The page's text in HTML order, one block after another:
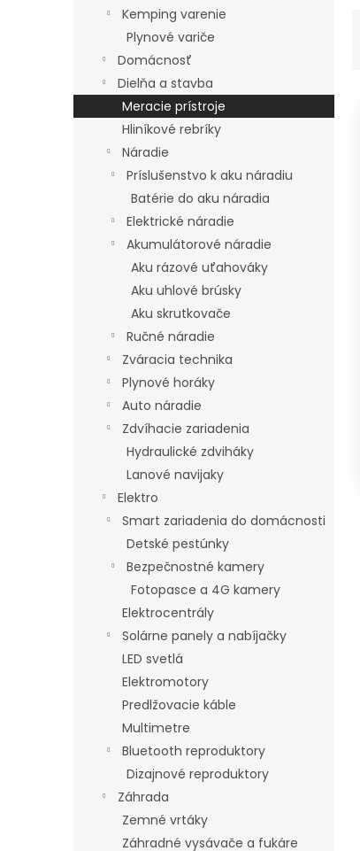
Kemping varenie
Plynové variče
Domácnosť
Dielňa a stavba
Meracie prístroje
Hliníkové rebríky
Náradie
Príslušenstvo k aku náradiu
Batérie do aku náradia
Elektrické náradie
Akumulátorové náradie
Aku rázové uťahováky
Aku uhlové brúsky
Aku skrutkovače
Ručné náradie
Zváracia technika
Plynové horáky
Auto náradie
Zdvíhacie zariadenia
Hydraulické zdviháky
Lanové navijaky
Elektro
Smart zariadenia do domácnosti
Detské pestúnky
Bezpečnostné kamery
Fotopasce a 4G kamery
Elektrocentrály
Solárne panely a nabíjačky
LED svetlá
Elektromotory
Predlžovacie káble
Multimetre
Bluetooth reproduktory
Dizajnové reproduktory
Záhrada
Zemné vrtáky
Záhradné vysávače a fukáre